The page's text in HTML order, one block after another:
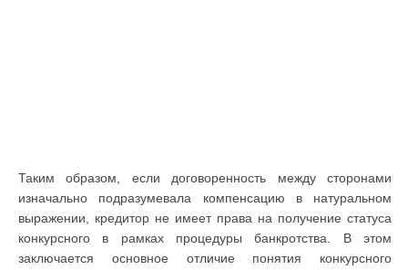
Таким образом, если договоренность между сторонами
изначально подразумевала компенсацию в натуральном
выражении, кредитор не имеет права на получение статуса
конкурсного в рамках процедуры банкротства. В этом
заключается основное отличие понятия конкурсного